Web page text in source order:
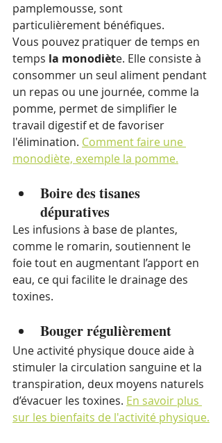
pamplemousse, sont
particulièrement bénéfiques.
Vous pouvez pratiquer de temps en
temps la monodiète. Elle consiste à
consommer un seul aliment pendant
un repas ou une journée, comme la
pomme, permet de simplifier le
travail digestif et de favoriser
l'élimination. Comment faire une
monodiète, exemple la pomme.
Boire des tisanes
dépuratives
Les infusions à base de plantes,
comme le romarin, soutiennent le
foie tout en augmentant l’apport en
eau, ce qui facilite le drainage des
toxines.
Bouger régulièrement
Une activité physique douce aide à
stimuler la circulation sanguine et la
transpiration, deux moyens naturels
d’évacuer les toxines. En savoir plus
sur les bienfaits de l'activité physique.